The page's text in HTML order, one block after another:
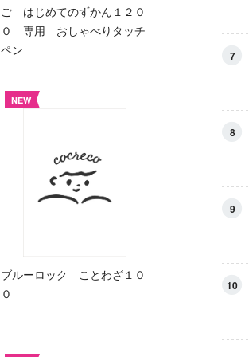
ご はじめてのずかん１２０
０ 専用 おしゃべりタッチ
ペン
NEW
ブルーロック ことわざ１０
０
7
8
9
10